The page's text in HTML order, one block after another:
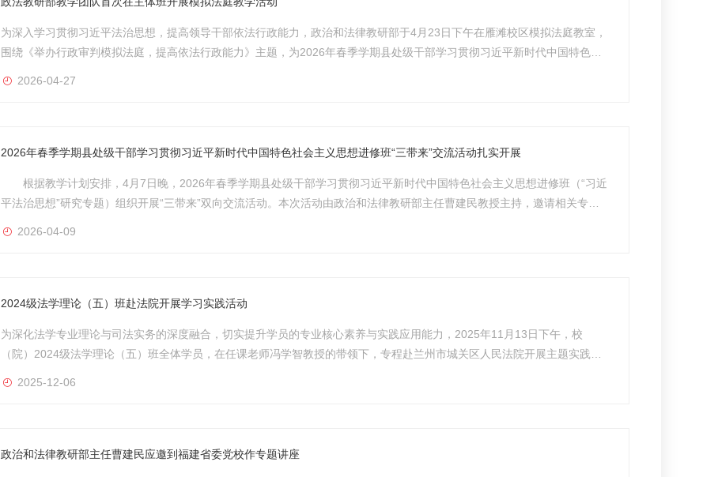
为深入学习贯彻习近平法治思想，提高领导干部依法行政能力，政治和法律教研部于4月23日下午在雁滩校区模拟法庭教室，
围绕《举办行政审判模拟法庭，提高依法行政能力》主题，为2026年春季学期县处级干部学习贯彻习近平新时代中国特色社
2026-04-27
2026年春季学期县处级干部学习贯彻习近平新时代中国特色社会主义思想进修班“三带来”交流活动扎实开展
根据教学计划安排，4月7日晚，2026年春季学期县处级干部学习贯彻习近平新时代中国特色社会主义思想进修班（“习近
平法治思想”研究专题）组织开展“三带来”双向交流活动。本次活动由政治和法律教研部主任曹建民教授主持，邀请相关专家
2026-04-09
2024级法学理论（五）班赴法院开展学习实践活动
为深化法学专业理论与司法实务的深度融合，切实提升学员的专业核心素养与实践应用能力，2025年11月13日下午，校
（院）2024级法学理论（五）班全体学员，在任课老师冯学智教授的带领下，专程赴兰州市城关区人民法院开展主题实践学
2025-12-06
政治和法律教研部主任曹建民应邀到福建省委党校作专题讲座